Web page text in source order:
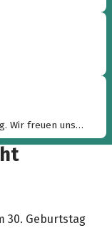
Wir freuen uns
30. Geburtstag